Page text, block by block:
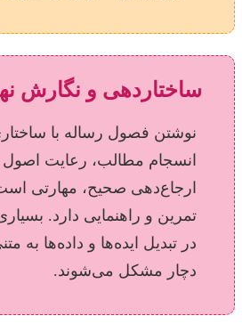
ساختاردهی و نگارش
نوشتن فصول رساله با
انسجام مطالب، رعایت
ارجاع‌دهی صحیح، مهارتی است
تمرین و راهنمایی دارد.
در تبدیل ایده‌ها و داده‌ها به
دچار مشکل می‌شوند.